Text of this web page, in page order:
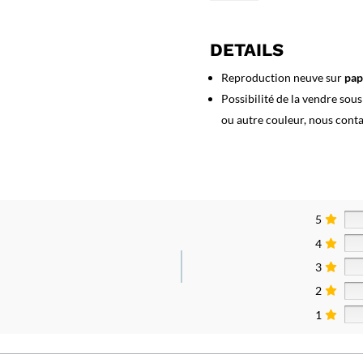
Corse
DETAILS
Reproduction neuve sur
Possibilité de la vendre
ou autre couleur, nous
5
4
3
2
1